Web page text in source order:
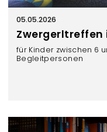
05.05.2026
Zwergerltreffen
für Kinder zwischen 6
Begleitpersonen